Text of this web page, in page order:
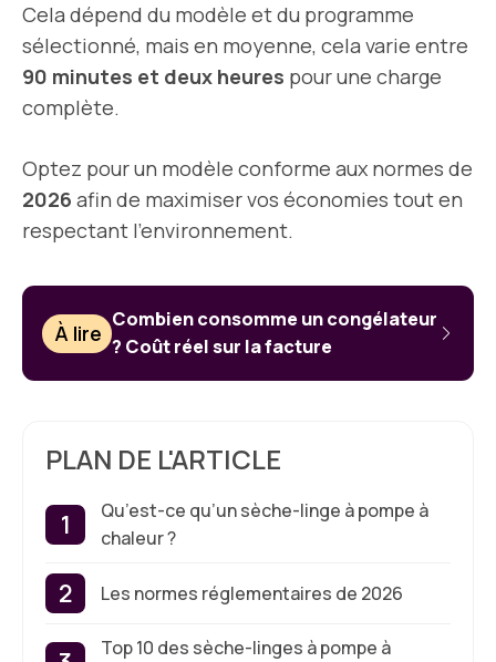
Cela dépend du modèle et du programme
sélectionné, mais en moyenne, cela varie entre
90 minutes et deux heures pour une charge
complète.
Optez pour un modèle conforme aux normes de
2026 afin de maximiser vos économies tout en
respectant l’environnement.
À lire
Combien consomme un congélateur
? Coût réel sur la facture
PLAN DE L'ARTICLE
Qu’est-ce qu’un sèche-linge à pompe à
chaleur ?
Les normes réglementaires de 2026
Top 10 des sèche-linges à pompe à